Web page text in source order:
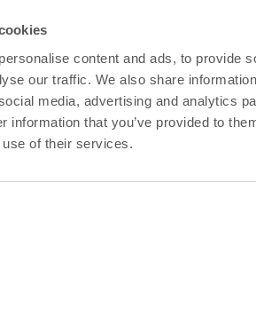
content and ads, to provide
our traffic. We also share
media, advertising and analytics
information that you’ve provided to
of their services.
sul
e